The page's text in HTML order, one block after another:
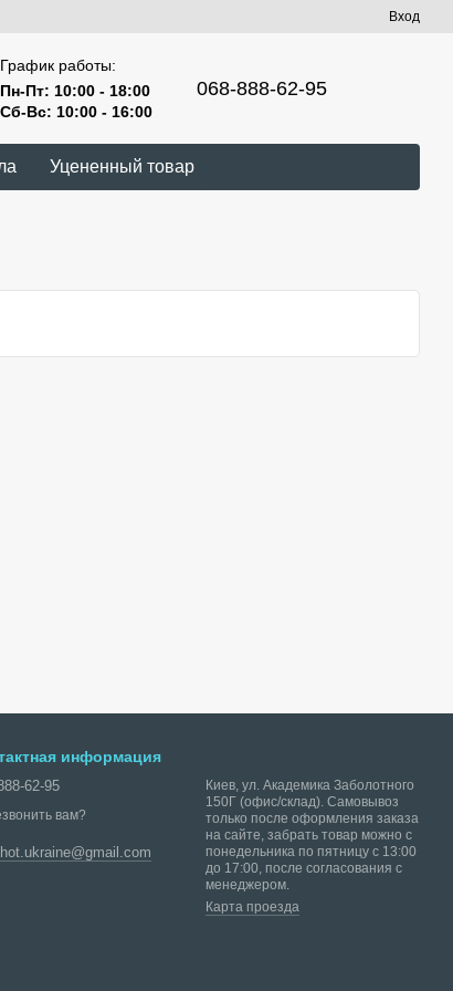
Вход
График работы:
Пн-Пт: 10:00 - 18:00
Сб-Вс: 10:00 - 16:00
068-888-62-95
Уцененный товар
информация
62-95
вам?
Киев, ул. Академика Заболотного
150Г (офис/склад). Самовывоз
только после оформления заказа
на сайте, забрать товар можно с
понедельника по пятницу с 13:00
до 17:00, после согласования с
менеджером.
Карта проезда